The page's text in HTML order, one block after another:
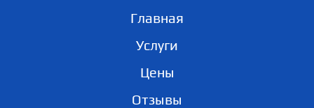
Главная
Услуги
Цены
Отзывы